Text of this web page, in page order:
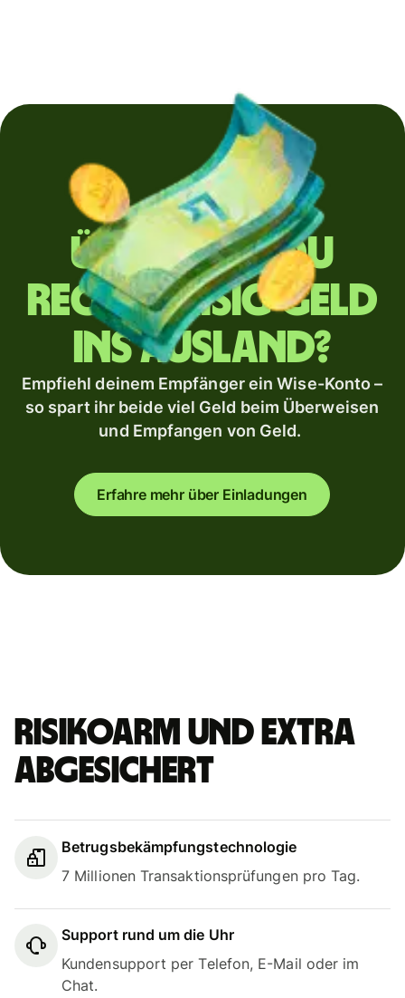
Überweist du
regelmäßig Geld
ins Ausland?
Empfiehl deinem Empfänger ein Wise-Konto –
so spart ihr beide viel Geld beim Überweisen
und Empfangen von Geld.
Erfahre mehr über Einladungen
Risikoarm und extra
abgesichert
Betrugsbekämpfungstechnologie
7 Millionen Transaktionsprüfungen pro Tag.
Support rund um die Uhr
Kundensupport per Telefon, E-Mail oder im
Chat.